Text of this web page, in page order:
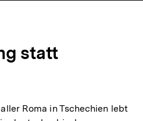
statt
Roma in Tschechien lebt